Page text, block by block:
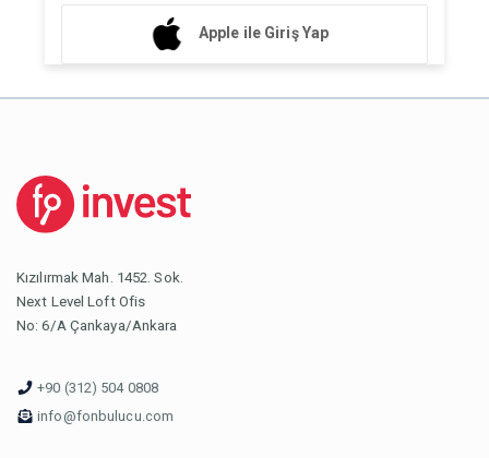
Apple ile Giriş Yap
Kızılırmak Mah. 1452. Sok.
Next Level Loft Ofis
No: 6/A Çankaya/Ankara
+90 (312) 504 0808
info@fonbulucu.com